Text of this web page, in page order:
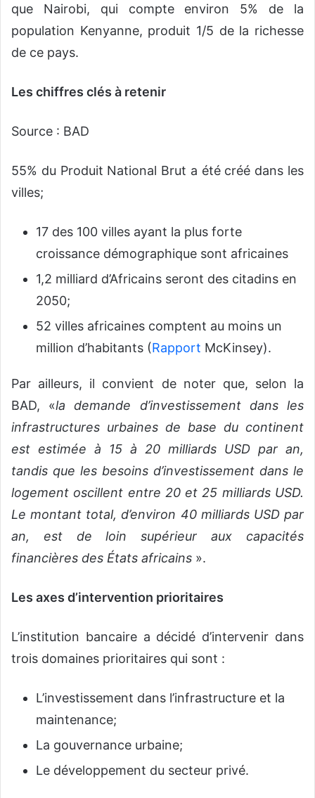
que Nairobi, qui compte environ 5% de la
population Kenyanne, produit 1/5 de la richesse
de ce pays.
Les chiffres clés à retenir
Source : BAD
55% du Produit National Brut a été créé dans les
villes;
17 des 100 villes ayant la plus forte
croissance démographique sont africaines
1,2 milliard d’Africains seront des citadins en
2050;
52 villes africaines comptent au moins un
million d’habitants (Rapport McKinsey).
Par ailleurs, il convient de noter que, selon la
BAD, «la demande d’investissement dans les
infrastructures urbaines de base du continent
est estimée à 15 à 20 milliards USD par an,
tandis que les besoins d’investissement dans le
logement oscillent entre 20 et 25 milliards USD.
Le montant total, d’environ 40 milliards USD par
an, est de loin supérieur aux capacités
financières des États africains ».
Les axes d’intervention prioritaires
L’institution bancaire a décidé d’intervenir dans
trois domaines prioritaires qui sont :
L’investissement dans l’infrastructure et la
maintenance;
La gouvernance urbaine;
Le développement du secteur privé.